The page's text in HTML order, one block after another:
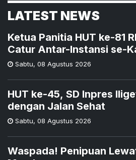
LATEST NEWS
Ketua Panitia HUT ke-81
Catur Antar-Instansi se-
Sabtu, 08 Agustus 2026
HUT ke-45, SD Inpres
dengan Jalan Sehat
Sabtu, 08 Agustus 2026
Waspada! Penipuan Lewat